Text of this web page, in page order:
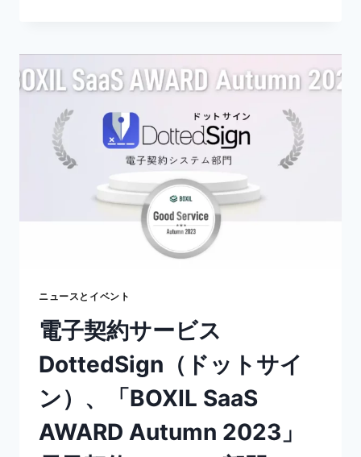
ジ
ョ
エ
訪
日
バ
ウ
か
学
ぶ、
電
の
ニュースとイベント
電子契約サービス
DottedSign（ドットサイ
ン）、「BOXIL SaaS
AWARD Autumn 2023」